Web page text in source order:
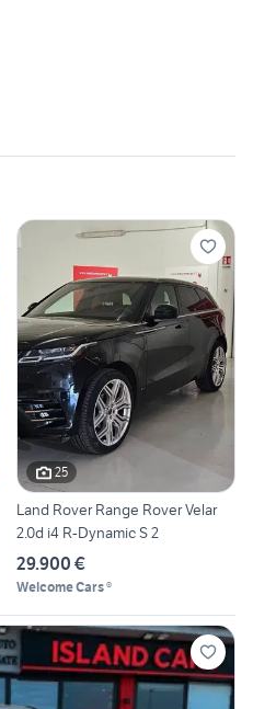
25
Land Rover Range Rover Velar
2.0d i4 R-Dynamic S 2
29.900 €
Welcome Cars ®